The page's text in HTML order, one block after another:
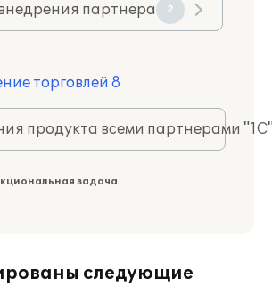
партнера 2
торговлей 8
продукта всеми партнерами
задача
следующие